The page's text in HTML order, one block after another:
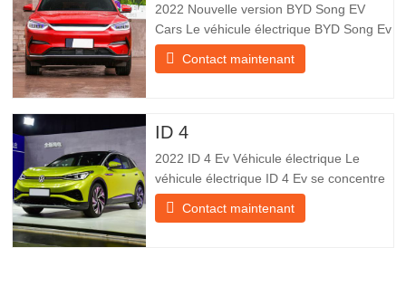
2022 Nouvelle version BYD Song EV
Cars Le véhicule électrique BYD Song Ev
se concentre sur l’expérience client et le
développement de produits pour
populaires. BYD Song Ev Electric Vehicle
Contact maintenant
ID 4
2022 ID 4 Ev Véhicule électrique Le
véhicule électrique ID 4 Ev se concentre
sur l’expérience client et le
développement de produits pour
Contact maintenant